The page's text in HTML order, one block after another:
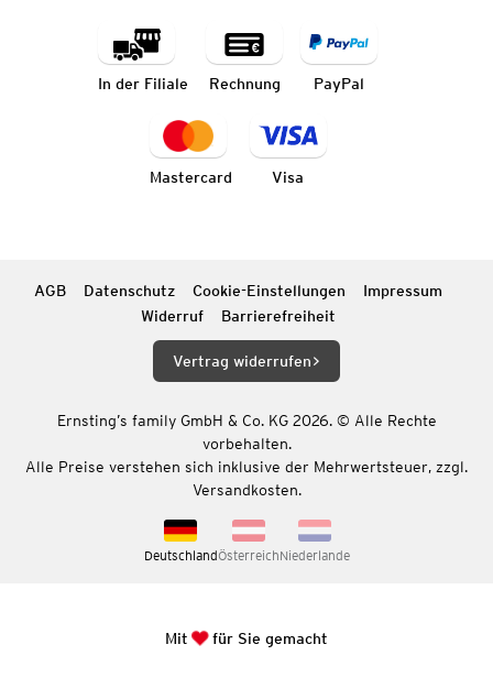
In der Filiale Rechnung PayPal
Mastercard Visa
AGB Datenschutz Cookie-Einstellungen
Impressum
Widerruf
Barrierefreiheit
Vertrag widerrufen
Ernsting’s family GmbH & Co. KG 2026. © Alle Rechte
vorbehalten.
Alle Preise verstehen sich inklusive der Mehrwertsteuer, zzgl.
Versandkosten.
DeutschlandÖsterreichNiederlande
Mit für Sie gemacht